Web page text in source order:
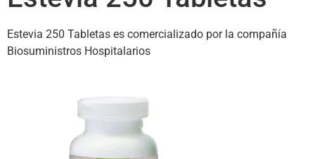
Estevia 250 Tabletas es comercializado por la compañía
Biosuministros Hospitalarios